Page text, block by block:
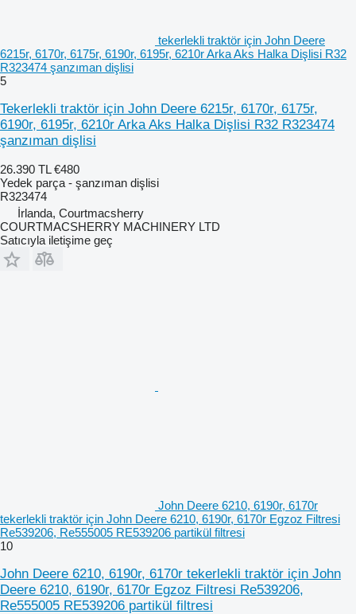
tekerlekli traktör için John Deere
6215r, 6170r, 6175r, 6190r, 6195r, 6210r Arka Aks Halka Dişlisi R32
R323474 şanzıman dişlisi
5
Tekerlekli traktör için John Deere 6215r, 6170r, 6175r,
6190r, 6195r, 6210r Arka Aks Halka Dişlisi R32 R323474
şanzıman dişlisi
26.390 TL €480
Yedek parça - şanzıman dişlisi
R323474
İrlanda, Courtmacsherry
COURTMACSHERRY MACHINERY LTD
Satıcıyla iletişime geç
John Deere 6210, 6190r, 6170r
tekerlekli traktör için John Deere 6210, 6190r, 6170r Egzoz Filtresi
Re539206, Re555005 RE539206 partikül filtresi
10
John Deere 6210, 6190r, 6170r tekerlekli traktör için John
Deere 6210, 6190r, 6170r Egzoz Filtresi Re539206,
Re555005 RE539206 partikül filtresi